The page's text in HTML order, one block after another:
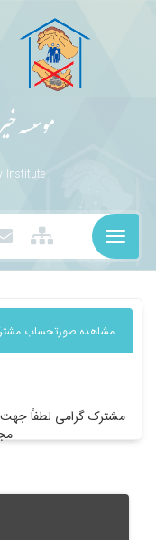
موسسه
Institute
مشاهده صورتحساب
مشترک گرامی لطفاً جهت